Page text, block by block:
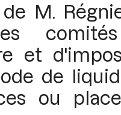
M.
et
de
ou